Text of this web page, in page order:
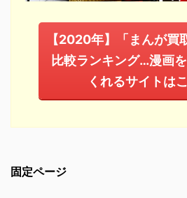
【2020年】「まんが買
比較ランキング…漫画
くれるサイトは
固定ページ